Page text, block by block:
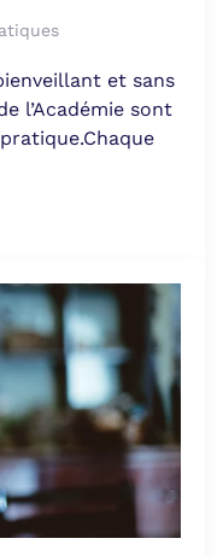
et sans
l’Académie sont